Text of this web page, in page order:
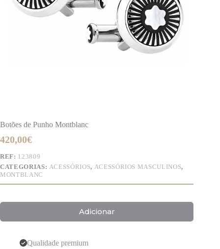
Botões de Punho Montblanc
420,00€
REF: 123809
CATEGORIAS: ACESSÓRIOS, ACESSÓRIOS MASCULINOS,
MONTBLANC
Adicionar
Qualidade premium